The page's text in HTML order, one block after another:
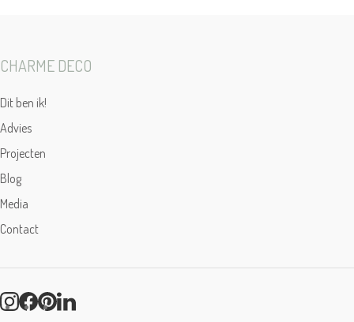
CHARME DECO
Dit ben ik!
Advies
Projecten
Blog
Media
Contact